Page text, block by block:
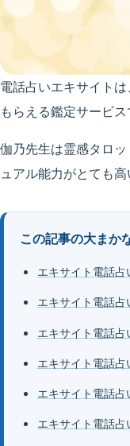
電話占いエキサイト
もらえる鑑定サービ
伽乃先生は霊感タロ
ュアル能力がとても高
この記事の大まか
エキサイト電話占
エキサイト電話
エキサイト電話占
エキサイト電話占
エキサイト電話占
エキサイト電話占